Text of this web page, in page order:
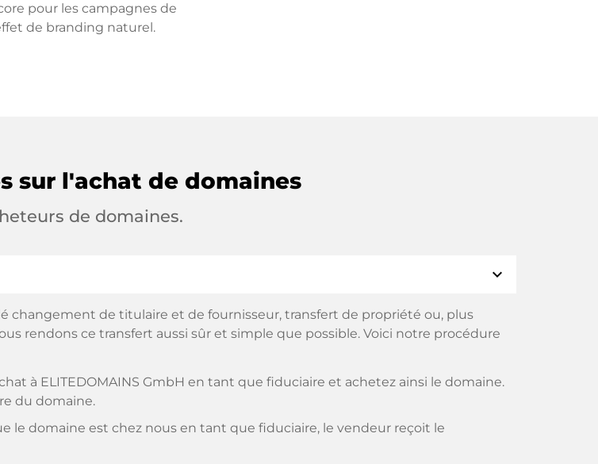
pour les campagnes de
de branding naturel.
sur l'achat de domaines
de domaines.
expand_more
changement de titulaire et de fournisseur, transfert de propriété ou, plus
rendons ce transfert aussi sûr et simple que possible. Voici notre procédure
à ELITEDOMAINS GmbH en tant que fiduciaire et achetez ainsi le domaine.
du domaine.
le domaine est chez nous en tant que fiduciaire, le vendeur reçoit le